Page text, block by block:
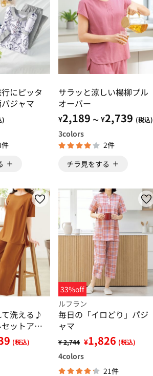
行にピッタ
ジャマ
)
サラッと涼しい楊柳プル
オーバー
¥2,189 ～ ¥2,739 (税込)
3colors
2件
チラ見をする
洗える♪
ットアッ
(税込)
33%off
ルフラン
毎日の「イロどり」パジ
ャマ
¥ 2,744 ¥1,826 (税込)
4colors
21件